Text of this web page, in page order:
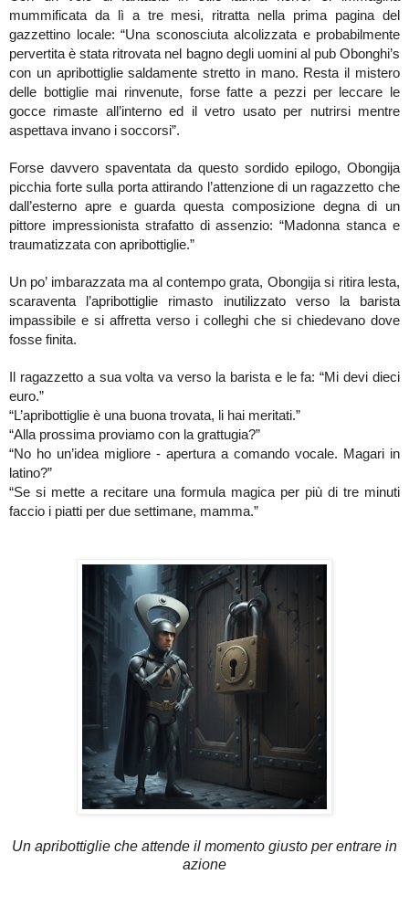
mummificata da lì a tre mesi, ritratta nella prima pagina del
gazzettino locale: “Una sconosciuta alcolizzata e probabilmente
pervertita è stata ritrovata nel bagno degli uomini al pub Obonghi’s
con un apribottiglie saldamente stretto in mano. Resta il mistero
delle bottiglie mai rinvenute, forse fatte a pezzi per leccare le
gocce rimaste all’interno ed il vetro usato per nutrirsi mentre
aspettava invano i soccorsi”.
Forse davvero spaventata da questo sordido epilogo, Obongija
picchia forte sulla porta attirando l’attenzione di un ragazzetto che
dall’esterno apre e guarda questa composizione degna di un
pittore impressionista strafatto di assenzio: “Madonna stanca e
traumatizzata con apribottiglie.”
Un po’ imbarazzata ma al contempo grata, Obongija si ritira lesta,
scaraventa l’apribottiglie rimasto inutilizzato verso la barista
impassibile e si affretta verso i colleghi che si chiedevano dove
fosse finita.
Il ragazzetto a sua volta va verso la barista e le fa: “Mi devi dieci
euro.”
“L’apribottiglie è una buona trovata, li hai meritati.”
“Alla prossima proviamo con la grattugia?”
“No ho un’idea migliore - apertura a comando vocale. Magari in
latino?”
“Se si mette a recitare una formula magica per più di tre minuti
faccio i piatti per due settimane, mamma.”
Un apribottiglie che attende il momento giusto per entrare in
azione